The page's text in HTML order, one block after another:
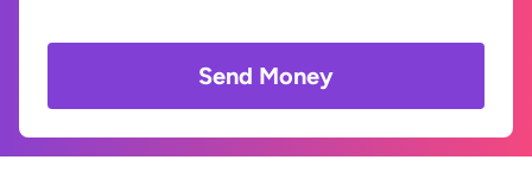
Send Money